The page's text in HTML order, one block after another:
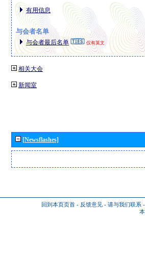
有用信息
与会者名单
与会者最后名单 仅有英文
相关大会
新闻室
[Newsflashes]
回到本页页首 - 反馈意见 - 请与我们联系 -